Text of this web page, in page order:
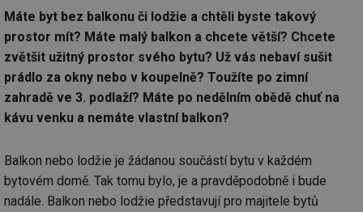
Máte byt bez balkonu či lodžie a chtěli byste takový
prostor mít? Máte malý balkon a chcete větší? Chcete
zvětšit užitný prostor svého bytu? Už vás nebaví sušit
prádlo za okny nebo v koupelně? Toužíte po zimní
zahradě ve 3. podlaží? Máte po nedělním obědě chuť na
kávu venku a nemáte vlastní balkon?
Balkon nebo lodžie je žádanou součástí bytu v každém
bytovém domě. Tak tomu bylo, je a pravděpodobně i bude
nadále. Balkon nebo lodžie představují pro majitele bytů